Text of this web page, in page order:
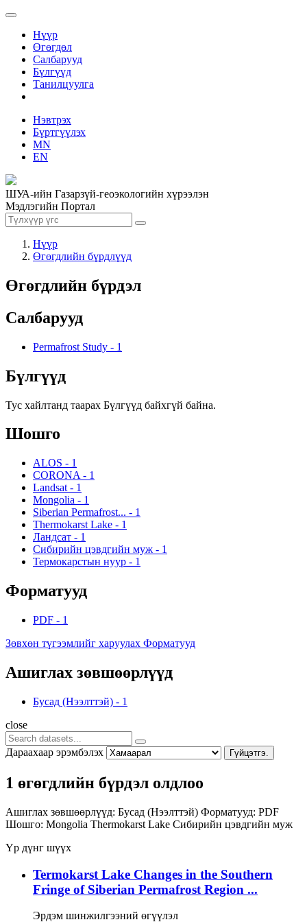
Нүүр
Өгөгдөл
Салбарууд
Бүлгүүд
Танилцуулга
Нэвтрэх
Бүртгүүлэх
MN
EN
ШУА-ийн Газарзүй-геоэкологийн хүрээлэн
Мэдлэгийн Портал
Нүүр
Өгөгдлийн бүрдлүүд
Өгөгдлийн бүрдэл
Салбарууд
Permafrost Study - 1
Бүлгүүд
Тус хайлтанд таарах Бүлгүүд байхгүй байна.
Шошго
ALOS - 1
CORONA - 1
Landsat - 1
Mongolia - 1
Siberian Permafrost... - 1
Thermokarst Lake - 1
Ландсат - 1
Сибирийн цэвдгийн муж - 1
Термокарстын нуур - 1
Форматууд
PDF - 1
Зөвхөн түгээмлийг харуулах Форматууд
Ашиглах зөвшөөрлүүд
Бусад (Нээлттэй) - 1
close
Дараахаар эрэмбэлэх Гүйцэтгэ.
1 өгөгдлийн бүрдэл олдлоо
Ашиглах зөвшөөрлүүд: Бусад (Нээлттэй) Форматууд: PDF
Шошго: Mongolia Thermokarst Lake Сибирийн цэвдгийн муж
Үр дүнг шүүх
Termokarst Lake Changes in the Southern
Fringe of Siberian Permafrost Region ...
Эрдэм шинжилгээний өгүүлэл